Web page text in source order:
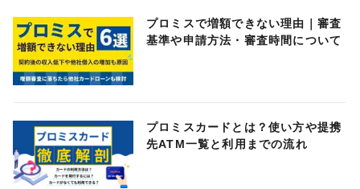
プロミスで増額できない理由｜審査
基準や申請方法・審査時間について
プロミスカードとは？使い方や提携
先ATM一覧と利用までの流れ